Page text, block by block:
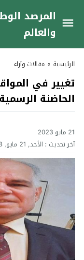
المرصد
والعالم
الرئيسية » مقالات وآراء
تغيير في
الحاضنة
21 مايو 2023
آخر تحديث : الأحد, 21 مايو, 2023 - 6:17 مساءً